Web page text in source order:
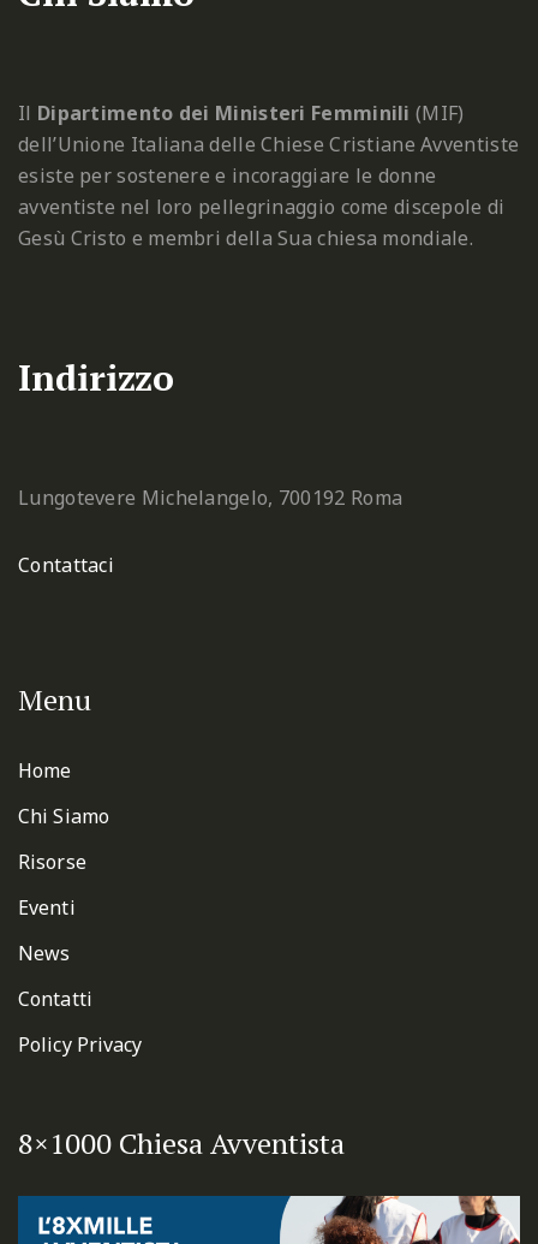
Il Dipartimento dei Ministeri Femminili (MIF)
dell’Unione Italiana delle Chiese Cristiane Avventiste
esiste per sostenere e incoraggiare le donne
avventiste nel loro pellegrinaggio come discepole di
Gesù Cristo e membri della Sua chiesa mondiale.
Indirizzo
Lungotevere Michelangelo, 700192 Roma
Contattaci
Menu
Home
Chi Siamo
Risorse
Eventi
News
Contatti
Policy Privacy
8×1000 Chiesa Avventista